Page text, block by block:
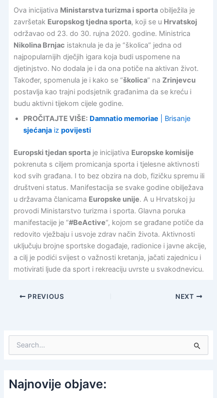
Ova inicijativa Ministarstva turizma i sportaobilježila je
završetak Europskog tjedna sporta, koji se u Hrvatskoj
održavao od 23. do 30. rujna 2020. godine. Ministrica
Nikolina Brnjac istaknula je da je “školica” jedna od
najpopularnijih dječjih igara koja budi uspomene na
djetinjstvo. No dodala je i da ona potiče na aktivan život.
Također, spomenula je i kako se “školica” na Zrinjevcu
postavlja kao trajni podsjetnik građanima da se kreću i
budu aktivni tijekom cijele godine.
PROČITAJTE VIŠE: Damnatio memoriae | Brisanje
sjećanjaiz povijesti
Europski tjedan sportaje inicijativa Europske komisije
pokrenuta s ciljem promicanja sporta i tjelesne aktivnosti
kod svih građana. I to bez obzira na dob, fizičku spremu ili
društveni status. Manifestacija se svake godine obilježava
u državama članicama Europske unije. A u Hrvatskoj ju
provodi Ministarstvo turizma i sporta. Glavna poruka
manifestacije je “#BeActive“, kojom se građane potiče da
redovito vježbaju i usvoje zdrav način života. Aktivnosti
uključuju brojne sportske događaje, radionice i javne akcije,
a cilj je podići svijest o važnosti kretanja, jačati zajednicu i
motivirati ljude da sport i rekreaciju uvrste u svakodnevicu.
PREVIOUS NEXT
c
hNajnovije objave: